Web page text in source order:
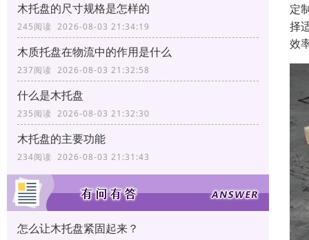
木托盘的尺寸规格是怎样的
245阅读 2026-08-03 21:34:19
木质托盘在物流中的作用是什么
237阅读 2026-08-03 21:32:58
什么是木托盘
235阅读 2026-08-03 21:32:30
木托盘的主要功能
234阅读 2026-08-03 21:31:43
怎么让木托盘紧固起来？
定
择
效